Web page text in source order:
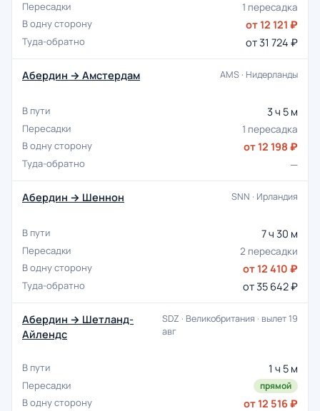
1 пересадка
от 12 121 ₽
от 31 724 ₽
Абердин → Амстердам AMS · Нидерланды
3 ч 5 м
1 пересадка
от 12 198 ₽
—
Абердин → Шеннон SNN · Ирландия
7 ч 30 м
2 пересадки
от 12 410 ₽
от 35 642 ₽
Абердин → Шетланд-
Айлендс
SDZ · Великобритания · вылет 19
авг
1 ч 5 м
прямой
от 12 516 ₽